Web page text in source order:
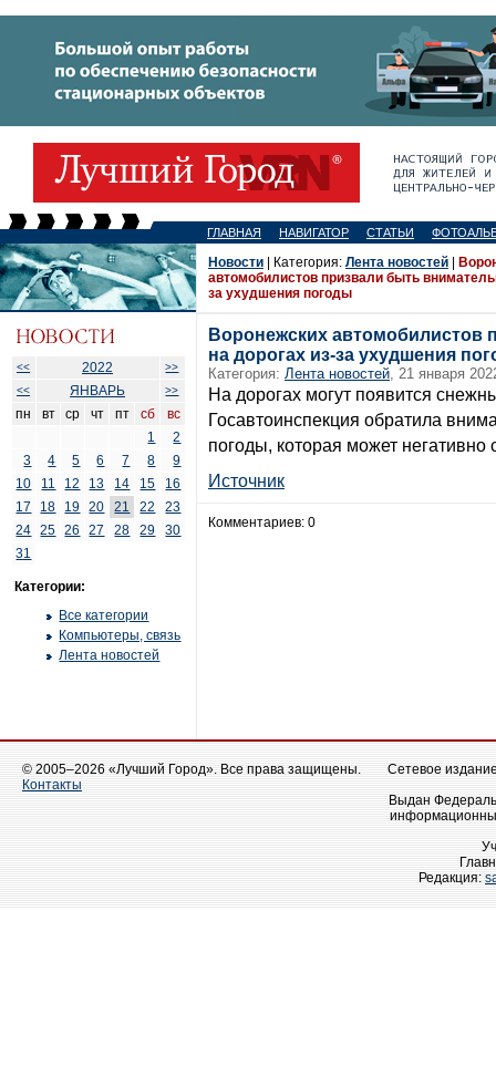
ГЛАВНАЯ НАВИГАТОР СТАТЬИ
<< 2022
>>
<<
ЯНВАРЬ >>
пн вт ср чт пт сб
вс
1
2
3
4 5 6 7 8
9
10
11 12 13 14 15
16
17
18 19 20 21 22
23
24
25 26 27 28 29
30
31
Категории:
Все категории
Компьютеры, связь
Лента новостей
Новости | Категория: Лента новостей
автомобилистов призвали быть
за ухудшения погоды
Воронежских автомобилистов
на дорогах из-за ухудшения
Категория: Лента новостей, 21 января
На дорогах могут появится
Госавтоинспекция обратила
погоды, которая может негативно
Источник
Комментариев: 0
© 2005–2026 «Лучший Город». Все права защищены.
Контакты
Сетевое
Выдан
Редакция: